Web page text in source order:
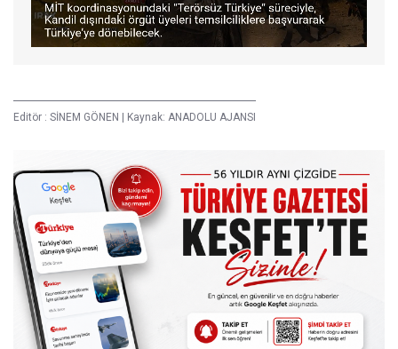
Editör : SİNEM GÖNEN | Kaynak: ANADOLU AJANSI